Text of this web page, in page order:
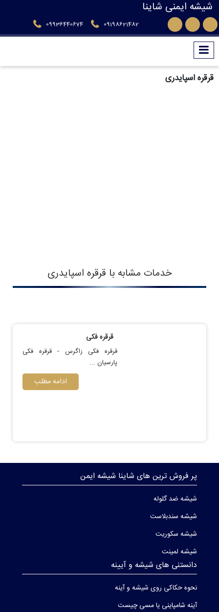
شیشه ایمنی شاینا
09198621482
09936440674
قرقره اسپایدری
خدمات مشابه با قرقره اسپایدری
قرقره فکی
قرقره فکی زاگرس - قرقره فکی
پارسیان ...
ادامه مطلب
پر فروش ترین های شاینا شیشه ایمن
شیشه ضد گلوله
شیشه سندبلاست
شیشه سکوریت
شیشه لمینت
دانستنی های شیشه و آیینه
نحوه حکاکی روی شیشه و آینه
آینه شامپاینی یا مسی چیست